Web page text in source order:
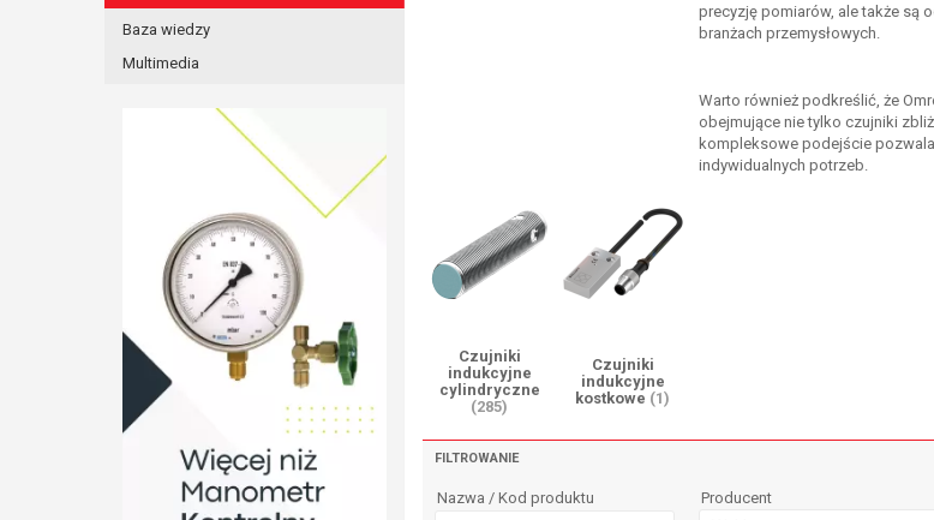
Baza wiedzy
Multimedia
precyzję pomiarów, ale także są
branżach przemysłowych.
Warto również podkreślić, że
obejmujące nie tylko czujniki
kompleksowe podejście
indywidualnych potrzeb.
Czujniki
indukcyjne
cylindryczne
(285)
Czujniki
indukcyjne
kostkowe (1)
FILTROWANIE
Nazwa / Kod produktu Producent